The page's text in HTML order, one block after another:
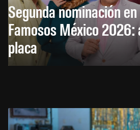
Segunda nominación
Famosos México 2026:
placa